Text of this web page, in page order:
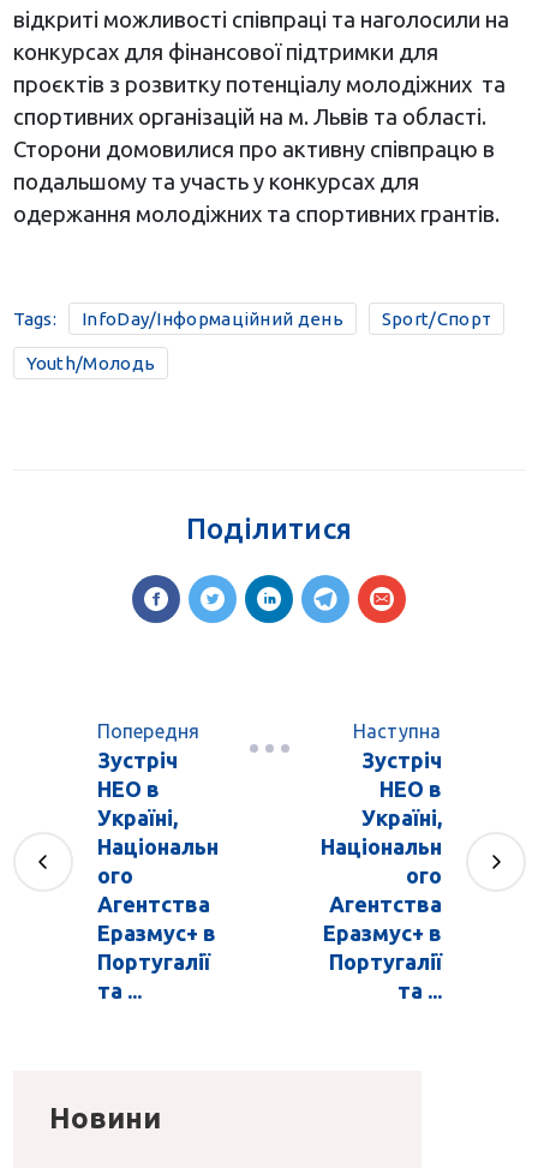
відкриті можливості співпраці та наголосили на
конкурсах для фінансової підтримки для
проєктів з розвитку потенціалу молодіжних та
спортивних організацій на м. Львів та області.
Сторони домовилися про активну співпрацю в
подальшому та участь у конкурсах для
одержання молодіжних та спортивних грантів.
Tags: InfoDay/Інформаційний день Sport/Спорт
Youth/Молодь
Поділитися
Попередня
Зустріч
НЕО в
Україні,
Національн
ого
Агентства
Еразмус+ в
Португалії
та ...
Наступна
Зустріч
НЕО в
Україні,
Національн
ого
Агентства
Еразмус+ в
Португалії
та ...
Новини